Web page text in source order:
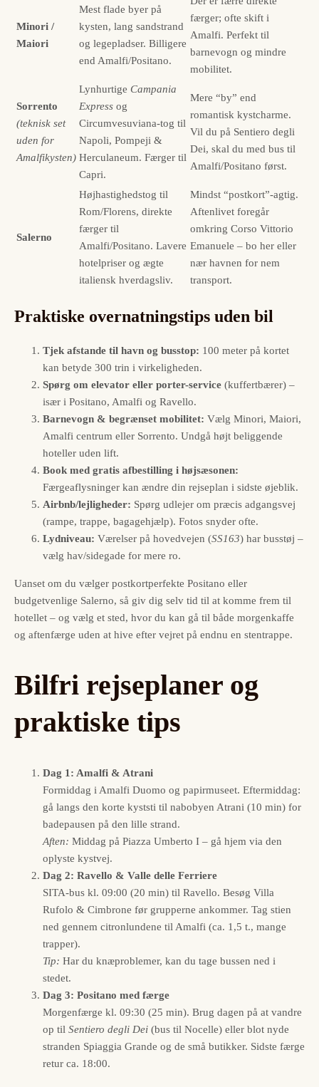
Minori /
Maiori
Mest flade byer på
kysten, lang sandstrand
og legepladser. Billigere
end Amalfi/Positano.
færger; ofte skift i
Amalfi. Perfekt til
barnevogn og mindre
mobilitet.
Sorrento
(teknisk set
uden for
Amalfikysten)
Lynhurtige Campania
Express og
Circumvesuviana-tog til
Napoli, Pompeji &
Herculaneum. Færger til
Capri.
Mere “by” end
romantisk kystcharme.
Vil du på Sentiero degli
Dei, skal du med bus til
Amalfi/Positano først.
Salerno
Højhastighedstog til
Rom/Florens, direkte
færger til
Amalfi/Positano. Lavere
hotelpriser og ægte
italiensk hverdagsliv.
Mindst “postkort”-agtig.
Aftenlivet foregår
omkring Corso Vittorio
Emanuele – bo her eller
nær havnen for nem
transport.
Praktiske overnatningstips uden bil
Tjek afstande til havn og busstop: 100 meter på kortet
kan betyde 300 trin i virkeligheden.
Spørg om elevator eller porter-service (kuffertbærer) –
især i Positano, Amalfi og Ravello.
Barnevogn & begrænset mobilitet: Vælg Minori, Maiori,
Amalfi centrum eller Sorrento. Undgå højt beliggende
hoteller uden lift.
Book med gratis afbestilling i højsæsonen:
Færgeaflysninger kan ændre din rejseplan i sidste øjeblik.
Airbnb/lejligheder: Spørg udlejer om præcis adgangsvej
(rampe, trappe, bagagehjælp). Fotos snyder ofte.
Lydniveau: Værelser på hovedvejen (SS163) har busstøj –
vælg hav/sidegade for mere ro.
Uanset om du vælger postkortperfekte Positano eller
budgetvenlige Salerno, så giv dig selv tid til at komme frem til
hotellet – og vælg et sted, hvor du kan gå til både morgenkaffe
og aftenfærge uden at hive efter vejret på endnu en stentrappe.
Bilfri rejseplaner og
praktiske tips
Dag 1: Amalfi & Atrani
Formiddag i Amalfi Duomo og papir­museet. Eftermiddag:
gå langs den korte kyststi til nabobyen Atrani (10 min) for
badepausen på den lille strand.
Aften: Middag på Piazza Umberto I – gå hjem via den
oplyste kystvej.
Dag 2: Ravello & Valle delle Ferriere
SITA-bus kl. 09:00 (20 min) til Ravello. Besøg Villa
Rufolo & Cimbrone før grupperne ankommer. Tag stien
ned gennem citronlundene til Amalfi (ca. 1,5 t., mange
trapper).
Tip: Har du knæproblemer, kan du tage bussen ned i
stedet.
Dag 3: Positano med færge
Morgenfærge kl. 09:30 (25 min). Brug dagen på at vandre
op til Sentiero degli Dei (bus til Nocelle) eller blot nyde
stranden Spiaggia Grande og de små butikker. Sidste færge
retur ca. 18:00.